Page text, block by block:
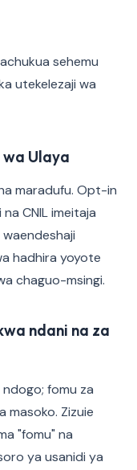
sehemu
utekelezaji wa
Ulaya
maradufu. Opt-in
CNIL imeitaja
hadhira yoyote
chaguo-msingi.
ndani na za
fomu za
masoko. Zizuie
"fomu" na
ya usanidi ya